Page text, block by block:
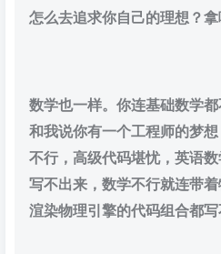
怎么去追求你自己的理想？拿
数学也一样。你连基础数学
和我说你有一个工程师的梦
不行，高级代码堪忧，英语
写不出来，数学不行就连带
渲染物理引擎的代码组合都写